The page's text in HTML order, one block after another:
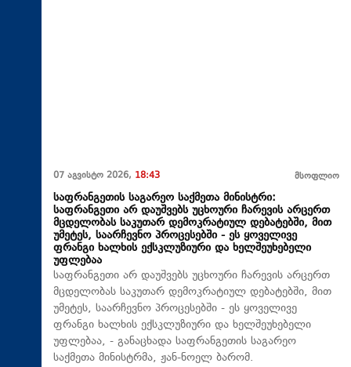
07 აგვისტო 2026, 18:43 მსოფლიო
საფრანგეთის საგარეო საქმეთა მინისტრი:
საფრანგეთი არ დაუშვებს უცხოური ჩარევის არცერთ
მცდელობას საკუთარ დემოკრატიულ დებატებში, მით
უმეტეს, საარჩევნო პროცესებში - ეს ყოველივე
ფრანგი ხალხის ექსკლუზიური და ხელშეუხებელი
უფლებაა
საფრანგეთი არ დაუშვებს უცხოური ჩარევის არცერთ
მცდელობას საკუთარ დემოკრატიულ დებატებში, მით
უმეტეს, საარჩევნო პროცესებში - ეს ყოველივე
ფრანგი ხალხის ექსკლუზიური და ხელშეუხებელი
უფლებაა, - განაცხადა საფრანგეთის საგარეო
საქმეთა მინისტრმა, ჟან-ნოელ ბარომ.